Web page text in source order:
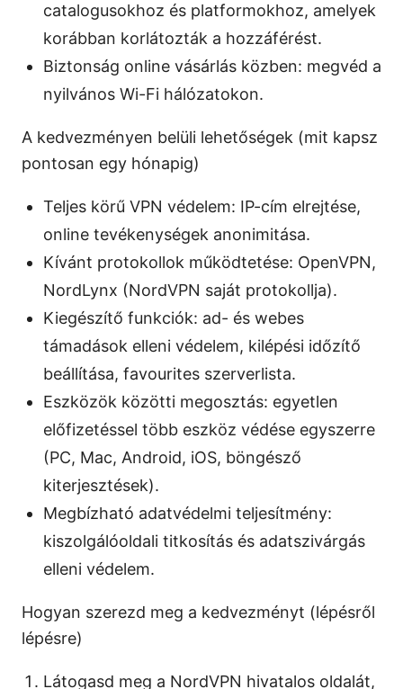
catalogusokhoz és platformokhoz, amelyek
korábban korlátozták a hozzáférést.
Biztonság online vásárlás közben: megvéd a
nyilvános Wi-Fi hálózatokon.
A kedvezményen belüli lehetőségek (mit kapsz
pontosan egy hónapig)
Teljes körű VPN védelem: IP-cím elrejtése,
online tevékenységek anonimitása.
Kívánt protokollok működtetése: OpenVPN,
NordLynx (NordVPN saját protokollja).
Kiegészítő funkciók: ad- és webes
támadások elleni védelem, kilépési időzítő
beállítása, favourites szerverlista.
Eszközök közötti megosztás: egyetlen
előfizetéssel több eszköz védése egyszerre
(PC, Mac, Android, iOS, böngésző
kiterjesztések).
Megbízható adatvédelmi teljesítmény:
kiszolgálóoldali titkosítás és adatszivárgás
elleni védelem.
Hogyan szerezd meg a kedvezményt (lépésről
lépésre)
Látogasd meg a NordVPN hivatalos oldalát,